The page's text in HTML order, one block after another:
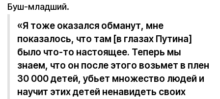
Буш-младший.
«Я тоже оказался обманут, мне
показалось, что там [в глазах Путина]
было что-то настоящее. Теперь мы
знаем, что он после этого возьмет в плен
30 000 детей, убьет множество людей и
научит этих детей ненавидеть своих